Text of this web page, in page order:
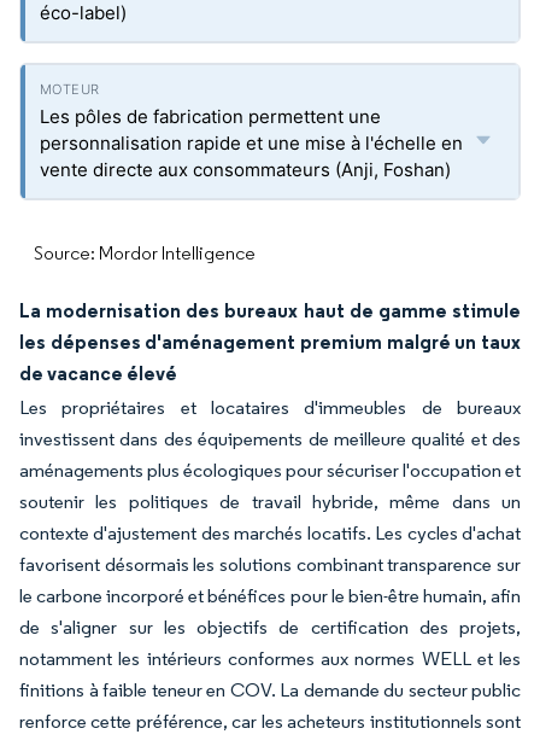
éco-label)
Les pôles de fabrication permettent une
personnalisation rapide et une mise à l'échelle en
vente directe aux consommateurs (Anji, Foshan)
Source: Mordor Intelligence
La modernisation des bureaux haut de gamme stimule
les dépenses d'aménagement premium malgré un taux
de vacance élevé
Les propriétaires et locataires d'immeubles de bureaux
investissent dans des équipements de meilleure qualité et des
aménagements plus écologiques pour sécuriser l'occupation et
soutenir les politiques de travail hybride, même dans un
contexte d'ajustement des marchés locatifs. Les cycles d'achat
favorisent désormais les solutions combinant transparence sur
le carbone incorporé et bénéfices pour le bien-être humain, afin
de s'aligner sur les objectifs de certification des projets,
notamment les intérieurs conformes aux normes WELL et les
finitions à faible teneur en COV. La demande du secteur public
renforce cette préférence, car les acheteurs institutionnels sont